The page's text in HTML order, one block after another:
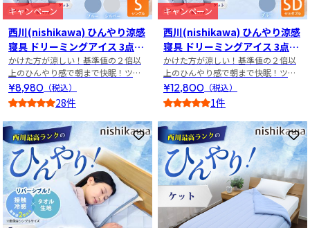
キャンペーン
西川(nishikawa) ひんやり涼感
寝具 ドリーミングアイス 3点セ
ット シングル
かけた方が涼しい！基準値の２倍以
上のひんやり感で朝まで快眠！ツヌ
ーガ(R)を使用した接触冷感寝具！
¥8,980 （税込）
28件
キャンペーン
西川(nishikawa) ひんやり涼感
寝具 ドリーミングアイス 3点セ
ット セミダブル
かけた方が涼しい！基準値の２倍以
上のひんやり感で朝まで快眠！ツヌ
ーガ(R)を使用した接触冷感寝具！
¥12,800 （税込）
1件
お気に入りに登録 お